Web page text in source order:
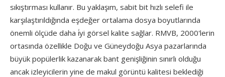
sıkıştırması kullanır. Bu yaklaşım, sabit bit hızlı selefi ile
karşılaştırıldığında eşdeğer ortalama dosya boyutlarında
önemli ölçüde daha i̇yi görsel kalite sağlar. RMVB, 2000'lerin
ortasında özellikle Doğu ve Güneydoğu Asya pazarlarında
büyük popülerlik kazanarak bant genişliğinin sınırlı olduğu
ancak izleyicilerin yine de makul görüntü kalitesi beklediği